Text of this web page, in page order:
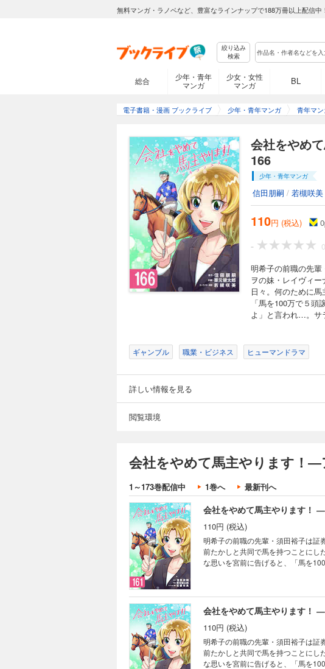
無料マンガ・ラノベなど、豊富なラインナップで188万冊以上配信中！
絞り込み
検索
総合
少年・青年
マンガ
少女・女性
マンガ
BL
電子書籍・漫画 ブックライブ 少年・青年マンガ 青年マ
会社をやめ
166
少年・青年マンガ
信田朋嗣 / 若槻咲美
110円 (税込) 0
-
明希子の前職の先
ヲの妹・レイヴィ
日々。何のために馬
「馬を100万で５
よ」と言われ…。サ
ギャンブル 職業・ビジネス ヒューマンドラマ
詳しい情報を見る
閲覧環境
会社をやめて馬主やります！
1～173巻配信中 1巻へ 最新刊へ
会社をやめて馬主やります！
明希子の前職の先輩・須田裕子は
前たかしと共同で馬を持つことにし
な思いを宮前に告げると、「馬を
会社をやめて馬主やります
明希子の前職の先輩・須田裕子は証
前たかしと共同で馬を持つことにし
な思いを宮前に告げると、「馬を
よ」と言われ…。サラリーマン馬主本
会社をやめて馬主やります
110円 (税込)
明希子の前職の先輩・須田裕子は証
前たかしと共同で馬を持つことにし
な思いを宮前に告げると、「馬を
よ」と言われ…。サラリーマン馬主
会社をやめて馬主やります
前たかしと共同で馬を持つことにし
な思いを宮前に告げると、「馬を
な思いを宮前に告げると、「馬を
よ」と言われ…。サラリーマン馬主本
会社をやめて馬主やります
110円 (税込)
明希子の前職の先輩・須田裕子は証
前たかしと共同で馬を持つことにし
な思いを宮前に告げると、「馬を
会社をやめて馬主やります
110円 (税込)
明希子の前職の先輩・須田裕子は証
前たかしと共同で馬を持つことにし
な思いを宮前に告げると、「馬を